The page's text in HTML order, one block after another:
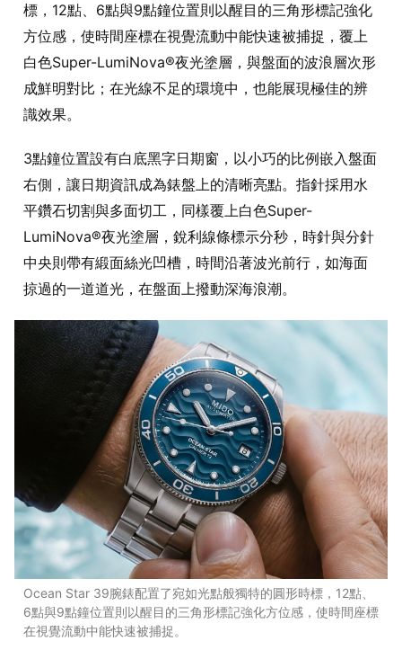
標，12點、6點與9點鐘位置則以醒目的三角形標記強化
方位感，使時間座標在視覺流動中能快速被捕捉，覆上
白色Super-LumiNova®夜光塗層，與盤面的波浪層次形
成鮮明對比；在光線不足的環境中，也能展現極佳的辨
識效果。
3點鐘位置設有白底黑字日期窗，以小巧的比例嵌入盤面
右側，讓日期資訊成為錶盤上的清晰亮點。指針採用水
平鑽石切割與多面切工，同樣覆上白色Super-
LumiNova®夜光塗層，銳利線條標示分秒，時針與分針
中央則帶有緞面絲光凹槽，時間沿著波光前行，如海面
掠過的一道道光，在盤面上撥動深海浪潮。
Ocean Star 39腕錶配置了宛如光點般獨特的圓形時標，12點、
6點與9點鐘位置則以醒目的三角形標記強化方位感，使時間座標
在視覺流動中能快速被捕捉。